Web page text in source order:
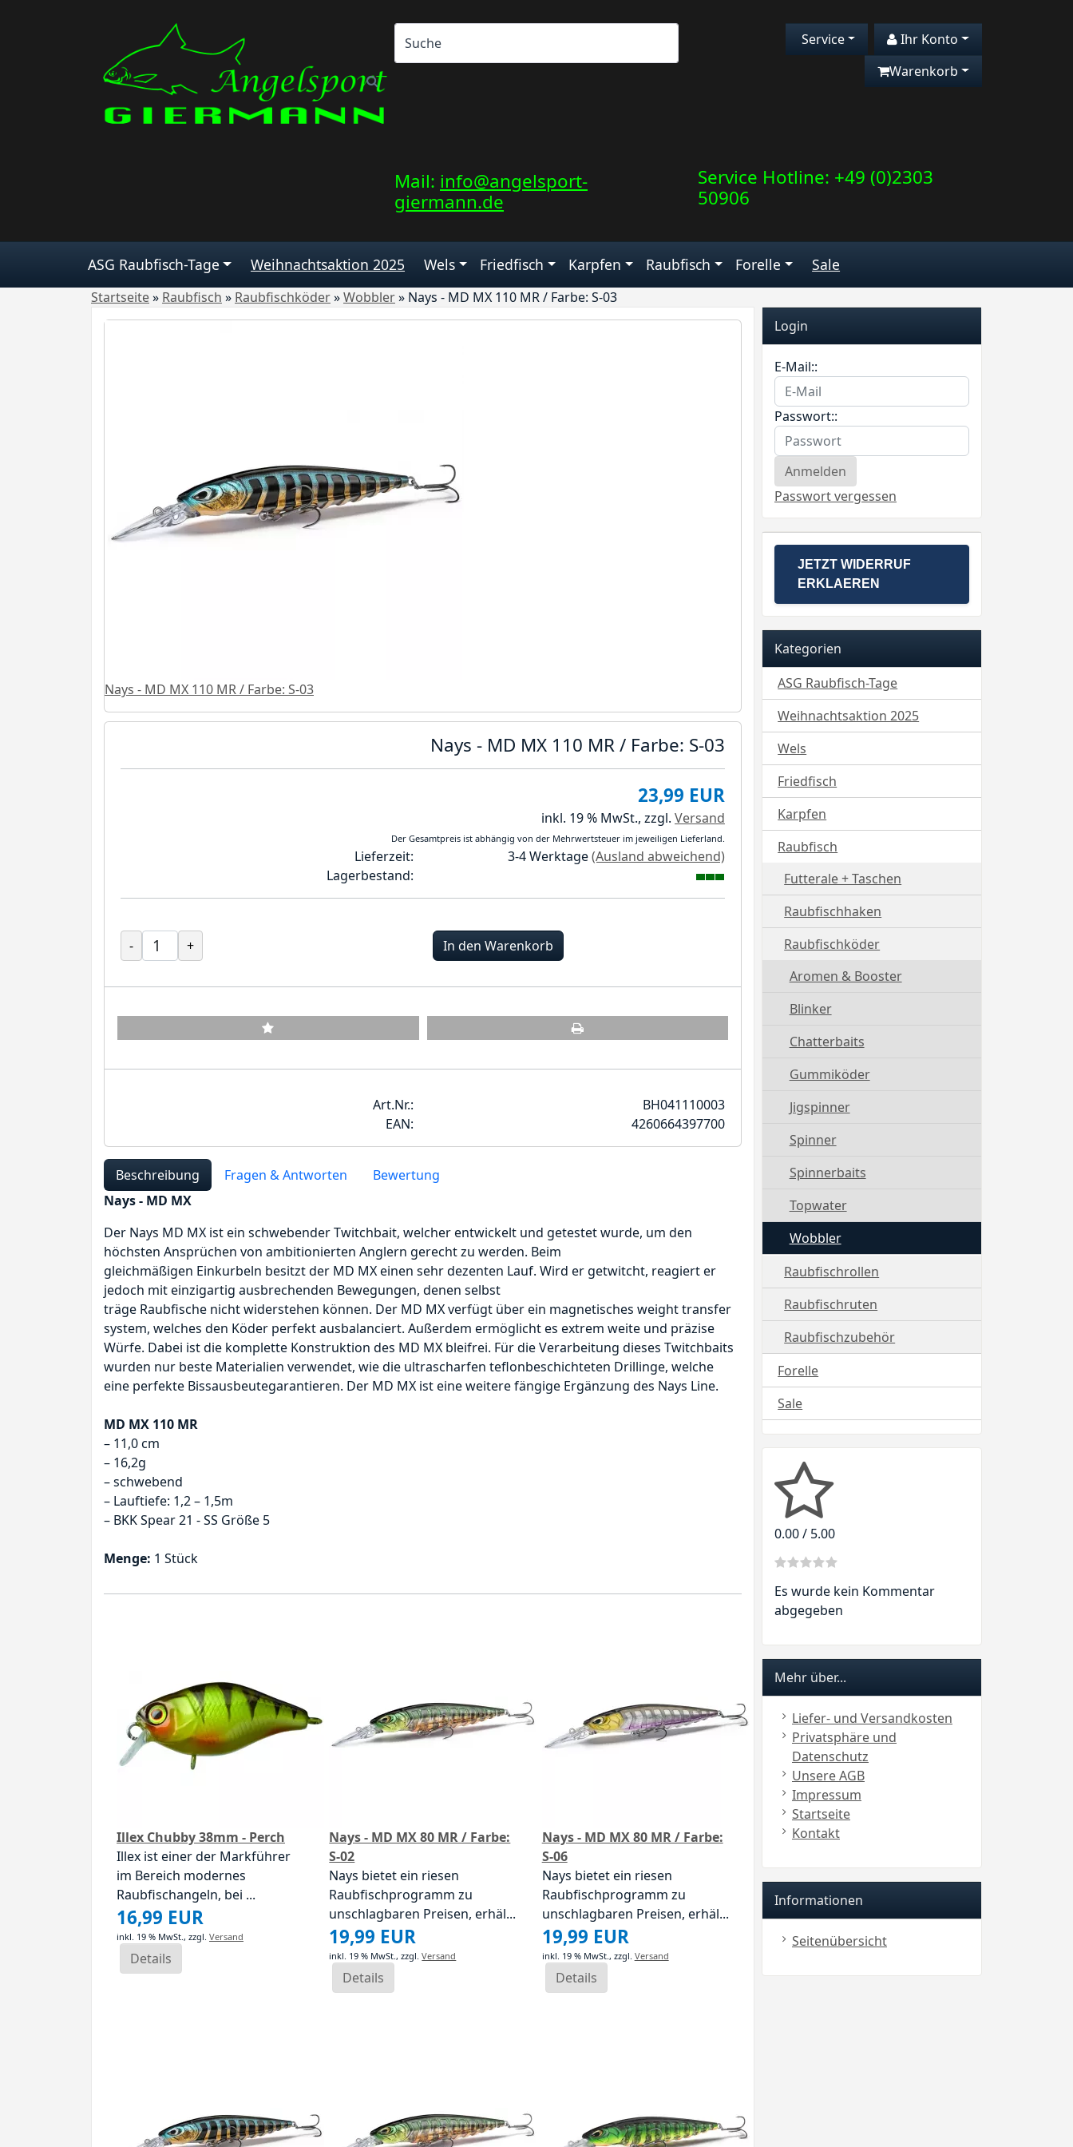
Mail: info@angelsport-
giermann.de
Service
Ihr Konto
Warenkorb
Service Hotline: +49 (0)2303
50906
ASG Raubfisch-Tage Weihnachtsaktion 2025 Wels Friedfisch Karpfen Raubfisch Forelle Sale
Startseite» Raubfisch » Raubfischköder»Wobbler» Nays - MD MX 110 MR / Farbe: S-03
Nays - MD MX 110 MR / Farbe: S-03
Nays - MD MX 110 MR / Farbe: S-03
23,99 EUR
inkl. 19 % MwSt., zzgl. Versand
Der Gesamtpreis ist abhängig von der Mehrwertsteuer im jeweiligen Lieferland.
Lieferzeit: 3-4 Werktage(Ausland abweichend)
Lagerbestand:
- + In den Warenkorb
Art.Nr.:
BH041110003
EAN:
4260664397700
Beschreibung Fragen & Antworten
Bewertung
Nays - MD MX
Der Nays MD MX ist ein schwebender Twitchbait, welcher entwickelt und getestet wurde, um den
höchsten Ansprüchen von ambitionierten Anglern gerecht zu werden. Beim
gleichmäßigen Einkurbeln besitzt der MD MX einen sehr dezenten Lauf. Wird er getwitcht, reagiert er
jedoch mit einzigartig ausbrechenden Bewegungen, denen selbst
träge Raubfische nicht widerstehen können. Der MD MX verfügt über ein magnetisches weight transfer
system, welches den Köder perfekt ausbalanciert. Außerdem ermöglicht es extrem weite und präzise
Würfe. Dabei ist die komplette Konstruktion des MD MX bleifrei. Für die Verarbeitung dieses Twitchbaits
wurden nur beste Materialien verwendet, wie die ultrascharfen teflonbeschichteten Drillinge, welche
eine perfekte Bissausbeutegarantieren. Der MD MX ist eine weitere fängige Ergänzung des Nays Line.
MD MX 110 MR
– 11,0 cm
– 16,2g
– schwebend
– Lauftiefe: 1,2 – 1,5m
– BKK Spear 21 - SS Größe 5
Menge: 1 Stück
Illex Chubby 38mm - Perch
Illex ist einer der Markführer
im Bereich modernes
Raubfischangeln, bei ...
16,99 EUR
inkl. 19 % MwSt., zzgl. Versand
Details
Nays - MD MX 80 MR / Farbe:
S-02
Nays bietet ein riesen
Raubfischprogramm zu
unschlagbaren Preisen, erhäl...
19,99 EUR
inkl. 19 % MwSt., zzgl.Versand
Details
Nays - MD MX 80 MR / Farbe:
S-06
Nays bietet ein riesen
Raubfischprogramm zu
unschlagbaren Preisen, erhäl...
19,99 EUR
inkl. 19 % MwSt., zzgl. Versand
Details
Login
E-Mail::
Passwort::
Passwort vergessen
JETZT WIDERRUF
ERKLAEREN
Kategorien
ASG Raubfisch-Tage
Weihnachtsaktion 2025
Wels
Friedfisch
Karpfen
Raubfisch
Futterale + Taschen
Raubfischhaken
Raubfischköder
Aromen & Booster
Blinker
Chatterbaits
Gummiköder
Jigspinner
Spinner
Spinnerbaits
Topwater
Wobbler
Raubfischrollen
Raubfischruten
Raubfischzubehör
Forelle
Sale
0.00 / 5.00
Es wurde kein Kommentar
abgegeben
Mehr über...
Liefer- und Versandkosten
Privatsphäre und
Datenschutz
Unsere AGB
Impressum
Startseite
Kontakt
Informationen
Seitenübersicht